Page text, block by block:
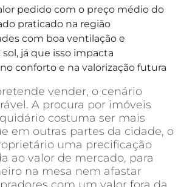
pedido com o preço médio do
praticado na região
com boa ventilação e
já que isso impacta
conforto e na valorização futura
vender, o cenário
A procura por imóveis
costuma ser mais
em outras partes da cidade, o
uma precificação
ao valor de mercado, para
na mesa nem afastar